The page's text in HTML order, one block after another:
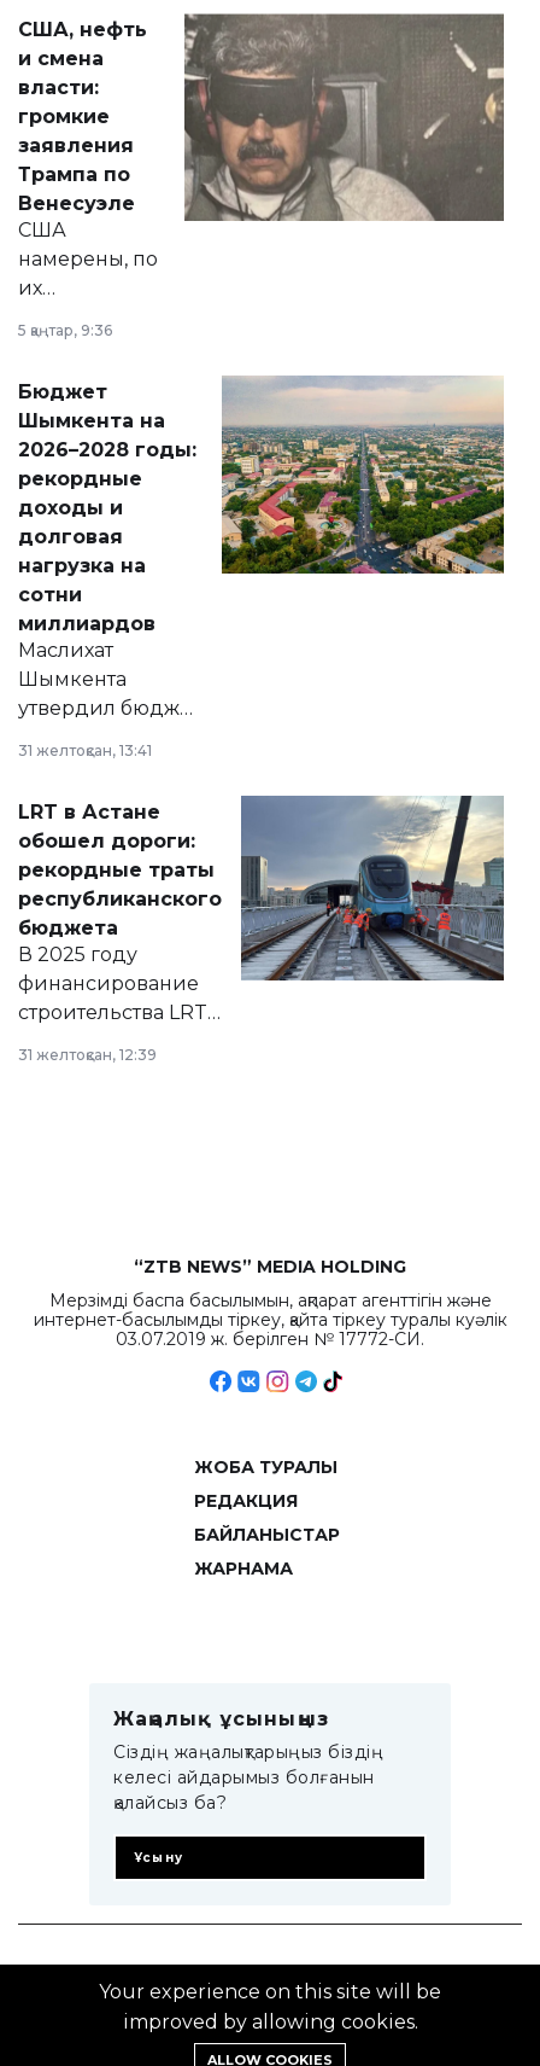
актуальных тем —
от слухов о
политических
реформах до
вопросов армии,
экономики и
личного здоровья.
США, нефть
и смена
власти:
громкие
заявления
Трампа по
Венесуэле
США
намерены, по
их
принести
народу
Венесуэлы.
5 қаңтар, 9:36
Бюджет
Шымкента на
2026–2028 годы:
рекордные
доходы и
долговая
нагрузка на
сотни
миллиардов
Маслихат
Шымкента
утвердил бюджет
2028 годы.
документ
появился в базе
нормативных
правовых актов и
на сайте маслихат
города.
31 желтоқсан, 13:41
LRT в Астане
обошел дороги:
рекордные траты
республиканского
бюджета
В 2025 году
финансирование
строительства LRT
республиканского
31 желтоқсан, 12:39
“ZTB NEWS” MEDIA HOLDING
Мерзімді баспа басылымын, ақпарат агенттігін және
интернет-басылымды тіркеу, қайта тіркеу туралы куәлік
03.07.2019 ж. берілген № 17772-СИ.
ЖОБА ТУРАЛЫ
РЕДАКЦИЯ
БАЙЛАНЫСТАР
ЖАРНАМА
Жаңалық ұсыныңыз
Сіздің жаңалықтарыңыз біздің
келесі айдарымыз болғанын
қалайсыз ба?
Ұсыну
© 2014–2025 ZTB.KZ
Your experience on this site will be
improved by allowing cookies.
ALLOW COOKIES